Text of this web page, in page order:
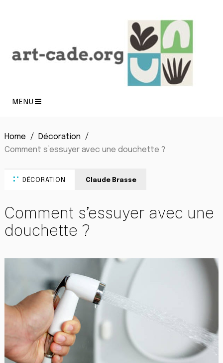
MENU
Home
Décoration
Comment s’essuyer avec une douchette ?
DÉCORATION Claude Brasse
Comment s’essuyer avec une
douchette ?